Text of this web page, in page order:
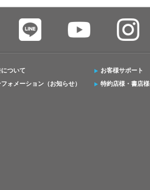
ついて
ォメーション（お知らせ）
お客様サポート
特約店様・書店